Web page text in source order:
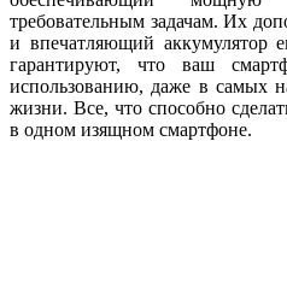
требовательным задачам. Их
и впечатляющий аккумулятор
гарантируют, что ваш
использованию, даже в самых
жизни. Все, что способно
в одном изящном смартфоне.